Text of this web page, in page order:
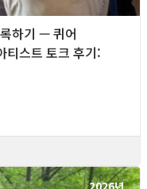
하기 — 퀴어
티스트 토크 후기: